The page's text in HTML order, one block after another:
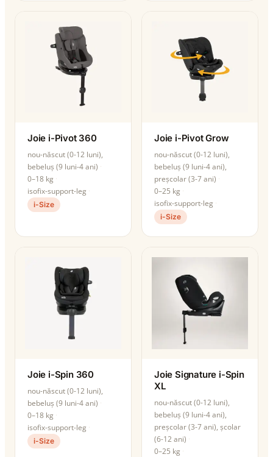
Joie i-Pivot 360
nou-născut (0-12 luni),
bebeluș (9 luni-4 ani)
0–18 kg
isofix-support-leg
i-Size
Joie i-Pivot Grow
nou-născut (0-12 luni),
bebeluș (9 luni-4 ani),
preșcolar (3-7 ani)
0–25 kg
isofix-support-leg
i-Size
Joie i-Spin 360
nou-născut (0-12 luni),
bebeluș (9 luni-4 ani)
0–18 kg
isofix-support-leg
i-Size
Joie Signature i-Spin
XL
nou-născut (0-12 luni),
bebeluș (9 luni-4 ani),
preșcolar (3-7 ani), școlar
(6-12 ani)
0–25 kg